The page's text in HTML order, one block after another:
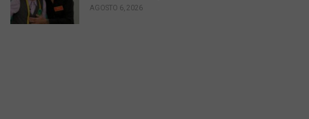
AGOSTO 6, 2026